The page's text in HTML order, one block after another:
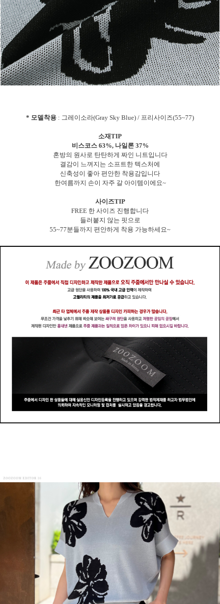
* 모델착용 : 그레이소라(Gray Sky Blue) / 프리사이즈(55~77)
소재TIP
비스코스 63%, 나일론 37%
혼방의 원사로 탄탄하게 짜인 니트입니다
결감이 느껴지는 소프트한 텍스처에
신축성이 좋아 편안한 착용감입니다
한여름까지 손이 자주 갈 아이템이에요~
사이즈TIP
FREE 한 사이즈 진행합니다
들러붙지 않는 핏으로
55~77분들까지 편안하게 착용 가능하세요~